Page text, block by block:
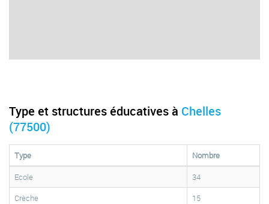
Type et structures éducatives à Chelles
(77500)
Type
Nombre
Ecole
34
Crèche
15